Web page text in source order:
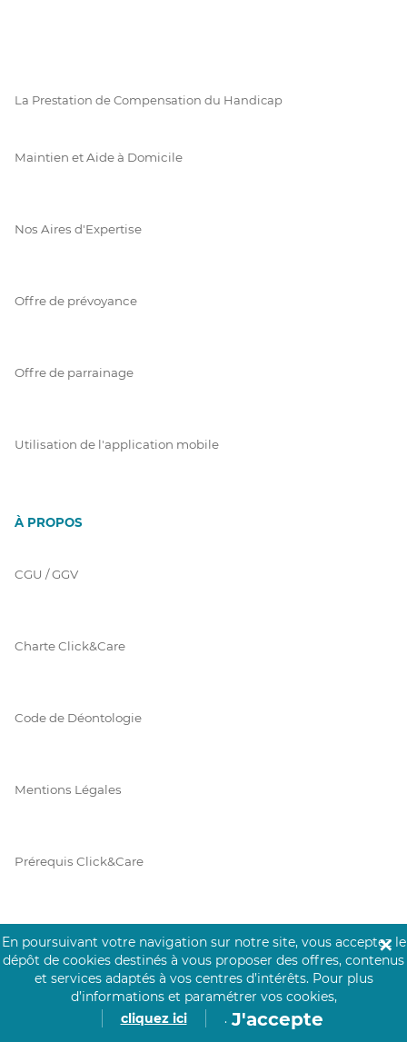
La Prestation de Compensation du Handicap
Maintien et Aide à Domicile
Nos Aires d'Expertise
Offre de prévoyance
Offre de parrainage
Utilisation de l'application mobile
À PROPOS
CGU / GGV
Charte Click&Care
Code de Déontologie
Mentions Légales
Prérequis Click&Care
Vie Privée
En poursuivant votre navigation sur notre site, vous acceptez le
dépôt de cookies destinés à vous proposer des offres, contenus
et services adaptés à vos centres d’intérêts. Pour plus
d’informations et paramétrer vos cookies,
cliquez ici
. J'accepte
✕